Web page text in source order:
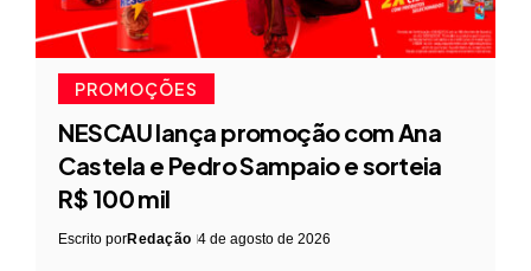
PROMOÇÕES
NESCAU lança promoção com Ana
Castela e Pedro Sampaio e sorteia
R$ 100 mil
Escrito porRedação 4 de agosto de 2026